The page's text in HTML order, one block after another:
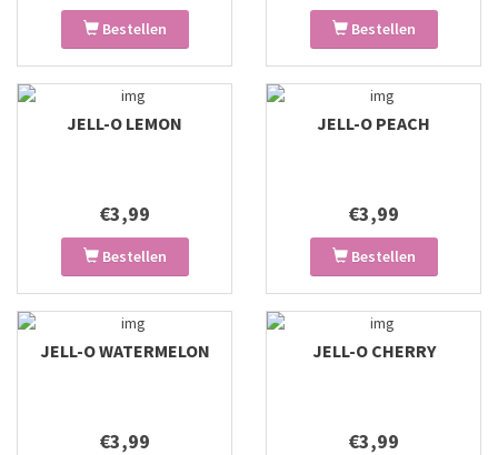
Bestellen Bestellen
JELL-O LEMON
€3,99
Bestellen
JELL-O PEACH
€3,99
Bestellen
JELL-O WATERMELON
€3,99
JELL-O CHERRY
€3,99